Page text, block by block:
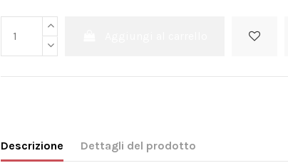
Descrizione Dettagli del prodotto